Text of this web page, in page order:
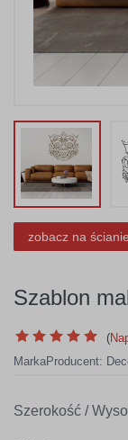
zobacz na ścianie
Szablon
(
MarkaProducent:
Szerokość /